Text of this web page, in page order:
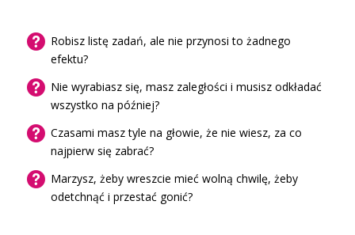
Robisz listę zadań, ale nie przynosi to żadnego
efektu?
Nie wyrabiasz się, masz zaległości i musisz odkładać
wszystko na później?
Czasami masz tyle na głowie, że nie wiesz, za co
najpierw się zabrać?
Marzysz, żeby wreszcie mieć wolną chwilę, żeby
odetchnąć i przestać gonić?